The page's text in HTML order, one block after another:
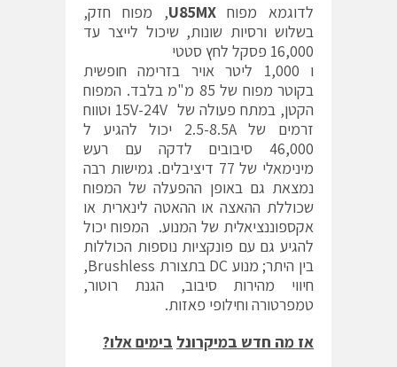
לדוגמא מפוחU85MX, מפוח חזק,
בשלוש ורסיות שונות, שיכול לייצר עד
16,000 פסקל לחץ סטטי
ו 1,000 ליטר אויר בזרימה חופשית
בקוטר מפוח של 85 מ"מ בלבד. המפוח
הקטן, במתח פעולה של 15V-24V וטווח
זרמים של 2.5-8.5A יכול להגיע ל
46,000 סיבובים לדקה עם רעש
מינימאלי של 77 דיציבלים. גמישות רבה
נמצאת גם באופן ההפעלה של המפוח
שכוללת ההאצה או ההאטה לינארית או
אקספוננציאלית של המנוע. המפוח יכול
להגיע גם עם פונקציות נוספות הכוללות
בין היתר; מנוע DC בתצורת Brushless,
חיווי מהירות סיבוב, הגנת רוטור,
טמפרטורה וחילופי פאזות.
אז מה חדש במיקרונל בימים אלו?